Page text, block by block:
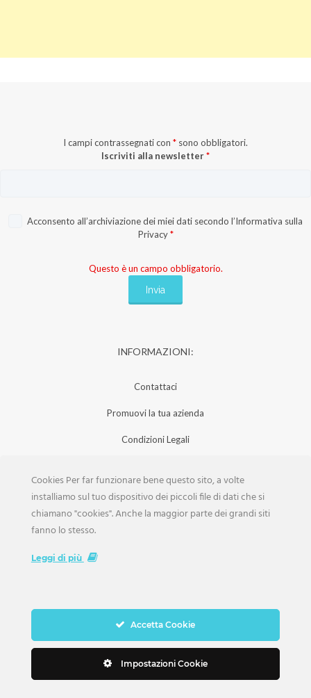
I campi contrassegnati con * sono obbligatori.
Iscriviti alla newsletter*
Acconsento all’archiviazione dei miei dati secondo l’Informativa sulla
Privacy *
Questo è un campo obbligatorio.
INFORMAZIONI:
Contattaci
Promuovi la tua azienda
Condizioni Legali
Iscrizione Aziende
Scarica la Rivista
Cookies Per far funzionare bene questo sito, a volte
installiamo sul tuo dispositivo dei piccoli file di dati che si
chiamano "cookies". Anche la maggior parte dei grandi siti
fanno lo stesso.
Leggi di più
Accetta Cookie
Impostazioni Cookie